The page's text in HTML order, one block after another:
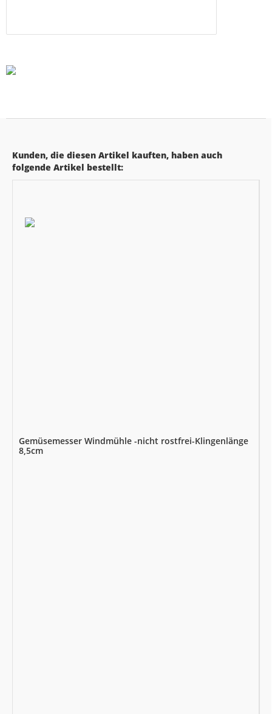
Kunden, die diesen Artikel kauften, haben auch
folgende Artikel bestellt:
Gemüsemesser Windmühle -nicht rostfrei-Klingenlänge
8,5cm